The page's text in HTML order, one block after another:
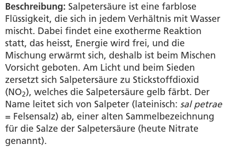
Händlersuche
Quellen
Beschreibung: Salpetersäure ist eine farblose
Flüssigkeit, die sich in jedem Verhältnis mit Wasser
mischt. Dabei findet eine exotherme Reaktion
statt, das heisst, Energie wird frei, und die
Mischung erwärmt sich, deshalb ist beim Mischen
Vorsicht geboten. Am Licht und beim Sieden
zersetzt sich Salpetersäure zu Stickstoffdioxid
(NO2), welches die Salpetersäure gelb färbt. Der
Name leitet sich von Salpeter (lateinisch: sal petrae
= Felsensalz) ab, einer alten Sammelbezeichnung
für die Salze der Salpetersäure (heute Nitrate
genannt).